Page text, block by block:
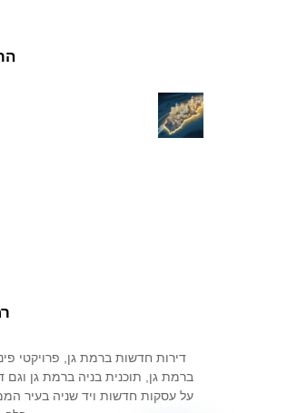
דירות חדשות ברמת גן, פרויקטי
ברמת גן, תוכנית בניה ברמת גן וגם
על עסקות חדשות ויד שניה בעיר